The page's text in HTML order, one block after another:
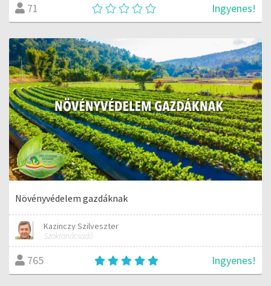
71 Ingyenes!
Növényvédelem gazdáknak
Kazinczy Szilveszter
Szaktanácsadó
765 Ingyenes!